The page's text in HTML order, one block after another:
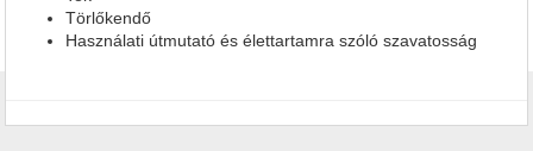
Törlőkendő
Használati útmutató és élettartamra szóló szavatosság